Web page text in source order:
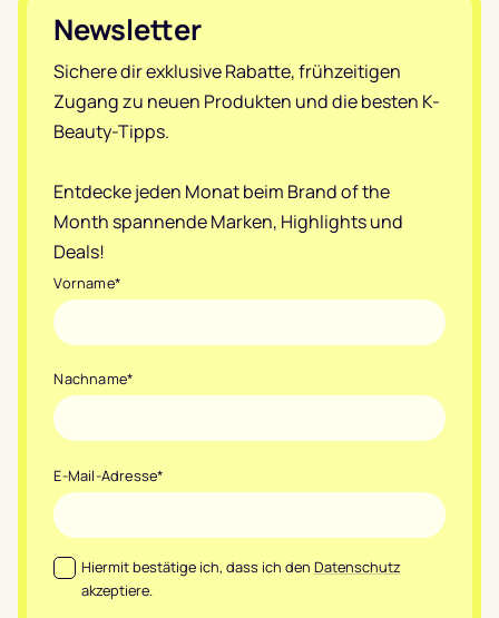
Newsletter
Sichere dir exklusive Rabatte, frühzeitigen
Zugang zu neuen Produkten und die besten K-
Beauty-Tipps.
Entdecke jeden Monat beim Brand of the
Month spannende Marken, Highlights und
Deals!
Vorname*
Nachname*
E-Mail-Adresse*
Datenschutz*
Hiermit bestätige ich, dass ich den Datenschutz
akzeptiere.